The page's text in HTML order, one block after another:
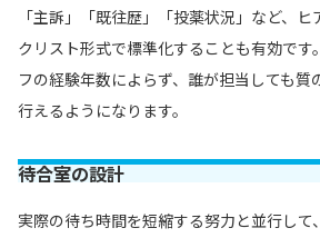
「主訴」「既往歴」「投薬状況」など、
クリスト形式で標準化することも有効です
フの経験年数によらず、誰が担当しても質
行えるようになります。
待合室の設計
実際の待ち時間を短縮する努力と並行して